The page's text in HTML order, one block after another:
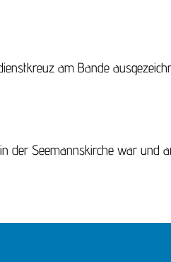
am Bande
der Seemannskirche war und